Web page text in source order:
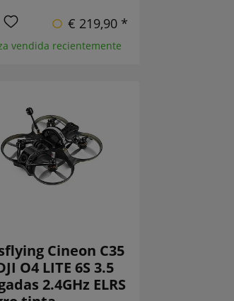
€ 219,90 *
vendida recientemente
Cineon C35
O4 LITE 6S 3.5
2.4GHz ELRS